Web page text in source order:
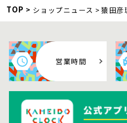
TOP ショップニュース 猿田彦
営業時間